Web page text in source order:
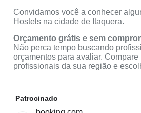
Convidamos você a conhecer
Hostels na cidade de Itaquera.
Orçamento grátis e sem
Não perca tempo buscando
orçamentos para avaliar. Compare
profissionais da sua região e